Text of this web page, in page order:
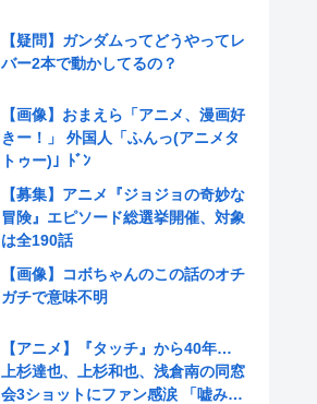
【疑問】ガンダムってどうやってレ
バー2本で動かしてるの？
【画像】おまえら「アニメ、漫画好
きー！」 外国人「ふんっ(アニメタ
トゥー)」ﾄﾞﾝ
【募集】アニメ『ジョジョの奇妙な
冒険』エピソード総選挙開催、対象
は全190話
【画像】コボちゃんのこの話のオチ
ガチで意味不明
【アニメ】『タッチ』から40年…
上杉達也、上杉和也、浅倉南の同窓
会3ショットにファン感涙 「嘘みた